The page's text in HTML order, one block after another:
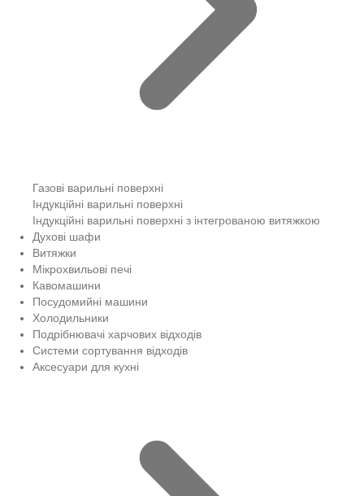
Газові варильні поверхні
Індукційні варильні поверхні
Індукційні варильні поверхні з інтегрованою витяжкою
Духові шафи
Витяжки
Мікрохвильові печі
Кавомашини
Посудомийні машини
Холодильники
Подрібнювачі харчових відходів
Системи сортування відходів
Аксесуари для кухні